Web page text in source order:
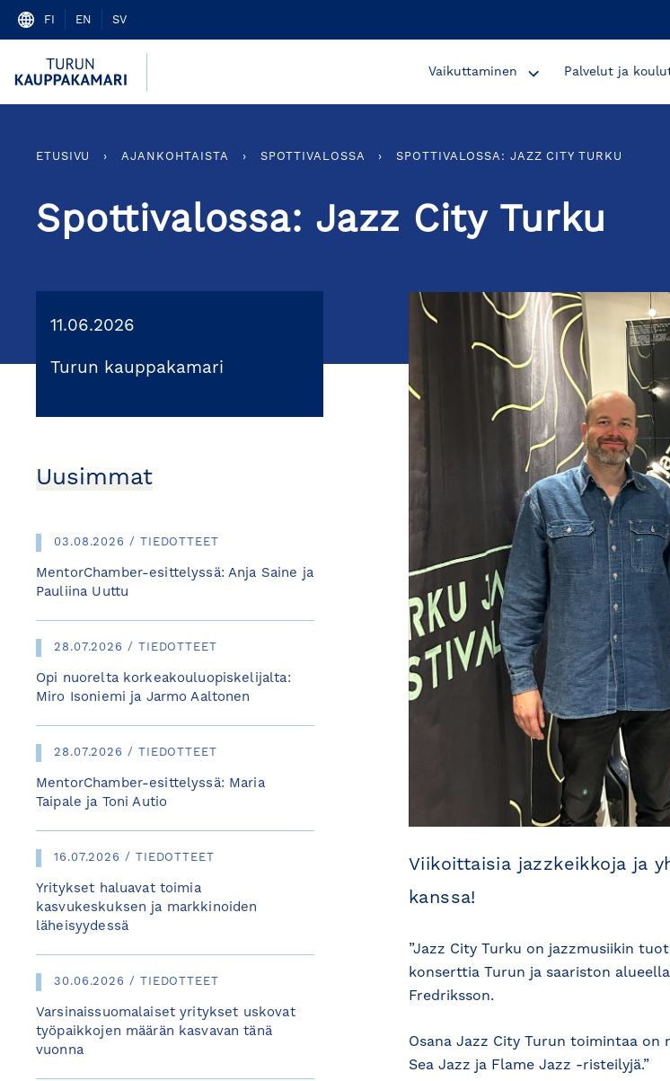
Skip
FI EN SV
Vaikuttaminen Palvelut ja
ETUSIVU › AJANKOHTAISTA › SPOTTIVALOSSA › SPOTTIVALOSSA: JAZZ CITY TURKU
Spottivalossa: Jazz City Turku
11.06.2026
Turun kauppakamari
Uusimmat
03.08.2026 / TIEDOTTEET
MentorChamber-esittelyssä: Anja Saine ja
Pauliina Uuttu
28.07.2026 / TIEDOTTEET
Opi nuorelta korkeakouluopiskelijalta:
Miro Isoniemi ja Jarmo Aaltonen
28.07.2026 / TIEDOTTEET
MentorChamber-esittelyssä: Maria
Taipale ja Toni Autio
16.07.2026 / TIEDOTTEET
Yritykset haluavat toimia
kasvukeskuksen ja markkinoiden
läheisyydessä
30.06.2026 / TIEDOTTEET
Varsinaissuomalaiset yritykset uskovat
työpaikkojen määrän kasvavan tänä
vuonna
Viikoittaisia jazzkeikkoja ja
kanssa!
”Jazz City Turku on jazzmusiikin
konserttia Turun ja saariston
Fredriksson.
Osana Jazz City Turun toimintaa on
Sea Jazz ja Flame Jazz -risteilyjä.”